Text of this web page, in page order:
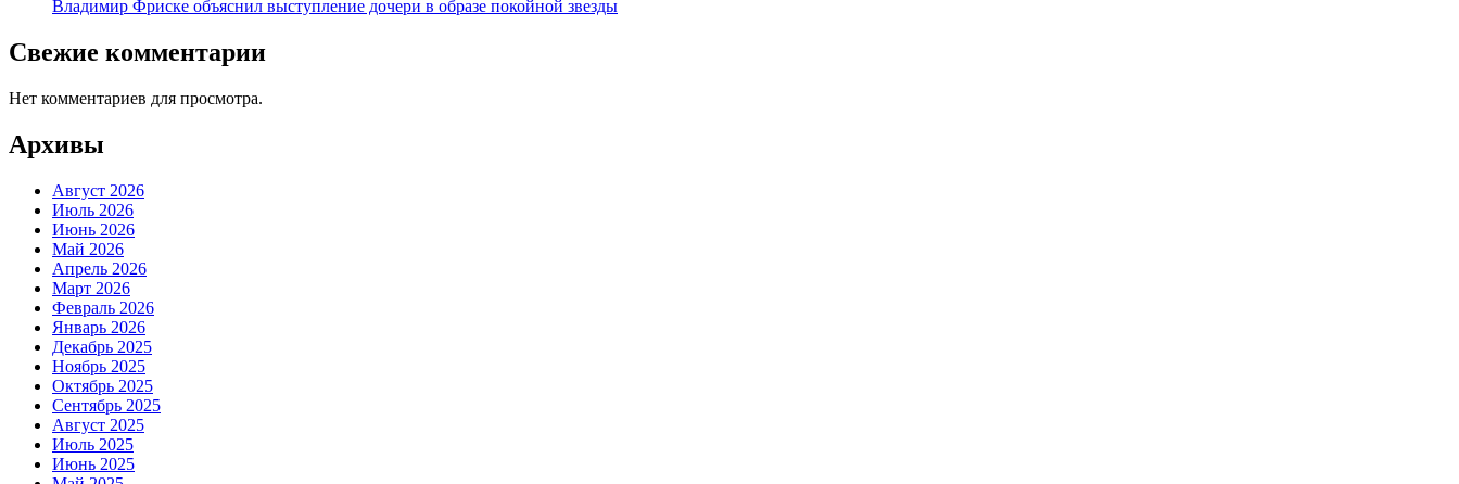
Владимир Фриске объяснил выступление дочери в образе покойной звезды
Свежие комментарии
Нет комментариев для просмотра.
Архивы
Август 2026
Июль 2026
Июнь 2026
Май 2026
Апрель 2026
Март 2026
Февраль 2026
Январь 2026
Декабрь 2025
Ноябрь 2025
Октябрь 2025
Сентябрь 2025
Август 2025
Июль 2025
Июнь 2025